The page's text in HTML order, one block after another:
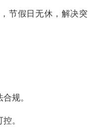
节假日无休，解决突
规。
。